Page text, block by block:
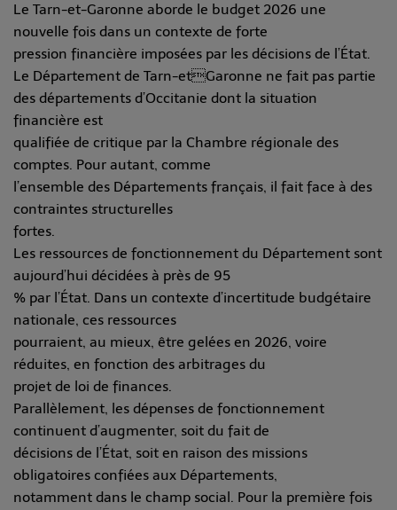
Le Tarn-et-Garonne aborde le budget 2026 une
nouvelle fois dans un contexte de forte
pression financière imposées par les décisions de l’État.
Le Département de Tarn-etGaronne ne fait pas partie
des départements d’Occitanie dont la situation
financière est
qualifiée de critique par la Chambre régionale des
comptes. Pour autant, comme
l’ensemble des Départements français, il fait face à des
contraintes structurelles
fortes.
Les ressources de fonctionnement du Département sont
aujourd’hui décidées à près de 95
% par l’État. Dans un contexte d’incertitude budgétaire
nationale, ces ressources
pourraient, au mieux, être gelées en 2026, voire
réduites, en fonction des arbitrages du
projet de loi de finances.
Parallèlement, les dépenses de fonctionnement
continuent d’augmenter, soit du fait de
décisions de l’État, soit en raison des missions
obligatoires confiées aux Départements,
notamment dans le champ social. Pour la première fois